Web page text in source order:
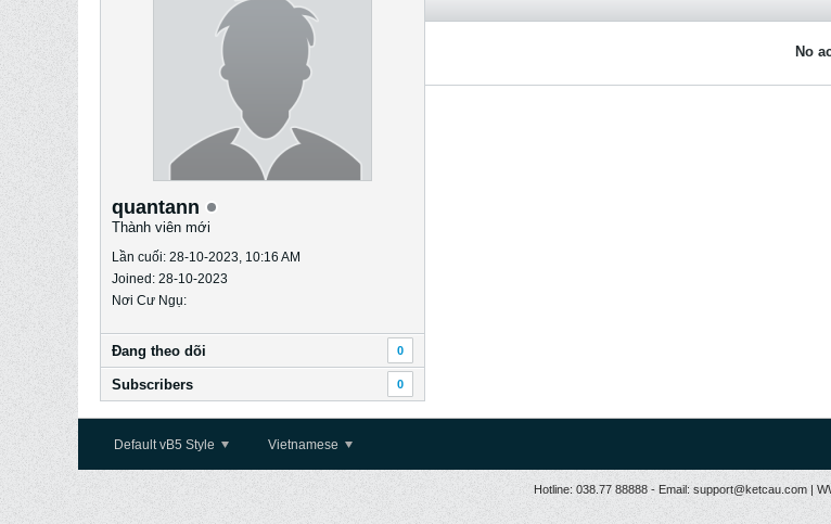
quantann
Thành viên mới
Lần cuối: 28-10-2023, 10:16 AM
Joined: 28-10-2023
Nơi Cư Ngụ:
Ðang theo dõi 0
Subscribers 0
No
Default vB5 Style Vietnamese
Hotline: 038.77 88888 - Email: support@ketcau.com |